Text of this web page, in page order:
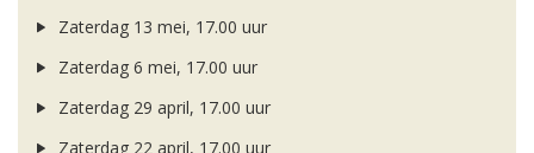
Zaterdag 13 mei, 17.00 uur
Zaterdag 6 mei, 17.00 uur
Zaterdag 29 april, 17.00 uur
Zaterdag 22 april, 17.00 uur